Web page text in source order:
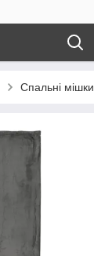
Спальні мішки